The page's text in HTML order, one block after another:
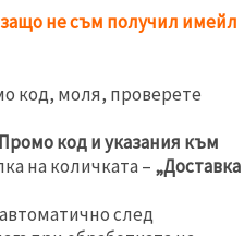
не съм получил имейл
код, моля, проверете
код и указания към
на количката – „Доставка
след